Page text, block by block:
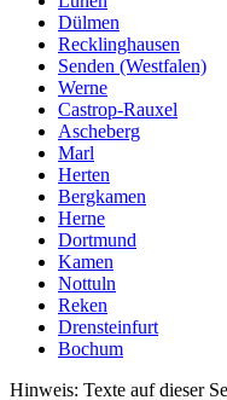
Dülmen
Recklinghausen
Senden (Westfalen)
Werne
Castrop-Rauxel
Ascheberg
Marl
Herten
Bergkamen
Herne
Dortmund
Kamen
Nottuln
Reken
Drensteinfurt
Bochum
Hinweis: Texte auf dieser